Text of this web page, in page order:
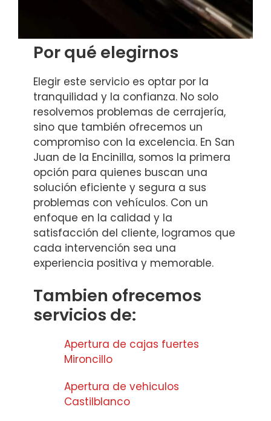
Por qué elegirnos
Elegir este servicio es optar por la
tranquilidad y la confianza. No solo
resolvemos problemas de cerrajería,
sino que también ofrecemos un
compromiso con la excelencia. En San
Juan de la Encinilla, somos la primera
opción para quienes buscan una
solución eficiente y segura a sus
problemas con vehículos. Con un
enfoque en la calidad y la
satisfacción del cliente, logramos que
cada intervención sea una
experiencia positiva y memorable.
Tambien ofrecemos
servicios de:
Apertura de cajas fuertes
Mironcillo
Apertura de vehiculos
Castilblanco